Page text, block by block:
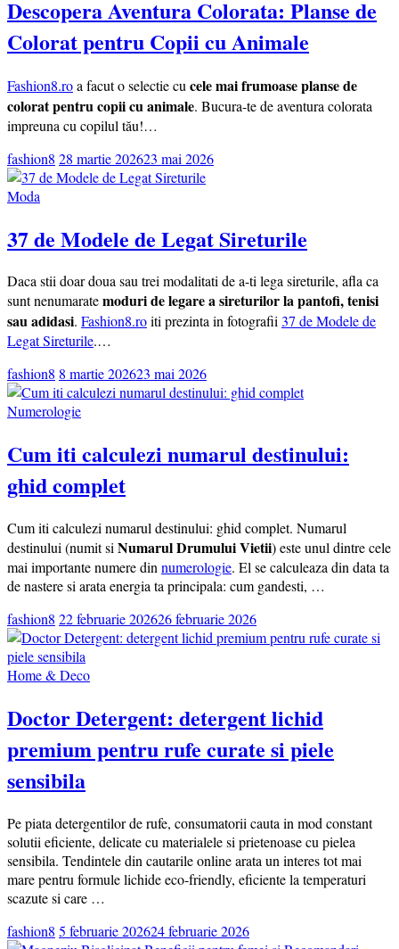
Descopera Aventura Colorata: Planse de
Colorat pentru Copii cu Animale
Fashion8.roa facut o selectie cu cele mai frumoase planse de
colorat pentru copii cu animale. Bucura-te de aventura colorata
impreuna cu copilul tău!…
fashion8 28 martie 202623 mai 2026
Moda
37 de Modele de Legat Sireturile
Daca stii doar doua sau trei modalitati de a-ti lega sireturile, afla ca
sunt nenumaratemoduri de legare a sireturilor la pantofi, tenisi
sau adidasi. Fashion8.roiti prezinta in fotografii37 de Modele de
Legat Sireturile.…
fashion8 8 martie 202623 mai 2026
Numerologie
Cum iti calculezi numarul destinului:
ghid complet
Cum iti calculezi numarul destinului: ghid complet. Numarul
destinului (numit siNumarul Drumului Vietii) este unul dintre cele
mai importante numere dinnumerologie. El se calculeaza din data ta
de nastere si arata energia ta principala: cum gandesti, …
fashion8 22 februarie 202626 februarie 2026
Home & Deco
Doctor Detergent: detergent lichid
premium pentru rufe curate si piele
sensibila
Pe piata detergentilor de rufe, consumatorii cauta in mod constant
solutii eficiente, delicate cu materialele si prietenoase cu pielea
sensibila. Tendintele din cautarile online arata un interes tot mai
mare pentru formule lichide eco-friendly, eficiente la temperaturi
scazute si care …
fashion8 5 februarie 202624 februarie 2026